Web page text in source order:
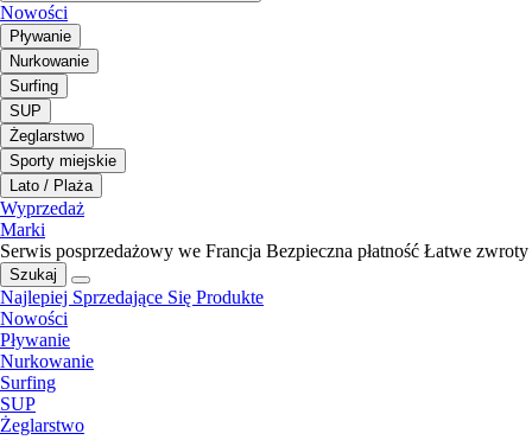
Nowości
Pływanie
Nurkowanie
Surfing
SUP
Żeglarstwo
Sporty miejskie
Lato / Plaża
Wyprzedaż
Marki
Serwis posprzedażowy we Francja Bezpieczna płatność Łatwe zwroty
Szukaj
Najlepiej Sprzedające Się Produkte
Nowości
Pływanie
Nurkowanie
Surfing
SUP
Żeglarstwo